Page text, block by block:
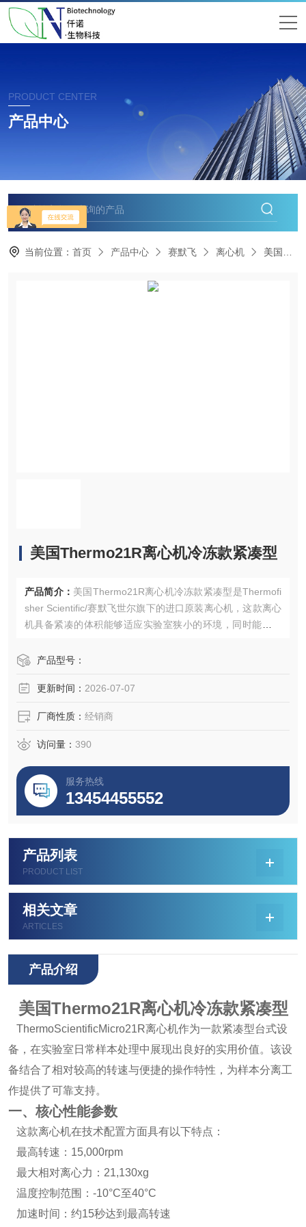
PRODUCT CENTER
产品中心
当前位置： 首页 产品中心 赛默飞 离心机 美国Thermo21R离心机冷冻款紧凑型
美国Thermo21R离心机冷冻款紧凑型
产品简介： 美国Thermo21R离心机冷冻款紧凑型是Thermofi
sher Scientific/赛默飞世尔旗下的进口原装离心机，这款离心
机具备紧凑的体积能够适应实验室狭小的环境，同时能够冷
品规格参数，并向我们咨询获取最新采购买批发价格。
产品型号：
更新时间： 2026-07-07
厂商性质： 经销商
访问量： 390
服务热线
13454455552
产品列表
PRODUCT LIST
相关文章
ARTICLES
产品介绍
美国Thermo21R离心机冷冻款紧凑型
ThermoScientificMicro21R离心机作为一款紧凑型台式设
备，在实验室日常样本处理中展现出良好的实用价值。该设
备结合了相对较高的转速与便捷的操作特性，为样本分离工
作提供了可靠支持。
一、核心性能参数
这款离心机在技术配置方面具有以下特点：
最高转速：15,000rpm
最大相对离心力：21,130xg
温度控制范围：-10°C至40°C
加速时间：约15秒达到最高转速